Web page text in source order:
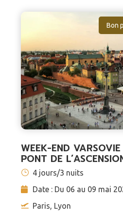
Bon
WEEK-END VARSOVIE
PONT DE
4 jours/3 nuits
Date : Du 06 au 09 mai
Paris, Lyon